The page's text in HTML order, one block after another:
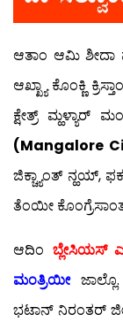
ಆತಾಂ ಆಮಿ ಶೀದಾ
ಆಖ್ಖ್ಯಾ ಕೊಂಕ್ಣಿ
ಕ್ಷೇತ್ರ್ ಮ್ಹಳ್ಯಾರ್
(Mangalore
ಜಿಕ್ಚ್ಯಾಂತ್ ನ್ಹಯ್,
ತೆಂಯೀ
ಆದಿಂ ಬ್ಲೇಸಿಯಸ್
ಮಂತ್ರಿಯೀ
ಭಟಾನ್ ನಿರಂತರ್